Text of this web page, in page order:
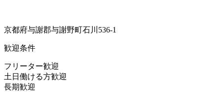
京都府与謝郡与謝野町石川536-1
歓迎条件
フリーター歓迎
土日働ける方歓迎
長期歓迎